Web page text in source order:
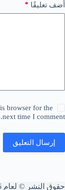
أضف تعليقًا *
browser for the
next time I comment.
إرسال التعليق
حقوق النشر © لعام 2026 محفوظة لموقع JistGoal